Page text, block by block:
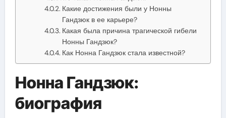
Какие достижения были у Нонны
Гандзюк в ее карьере?
Какая была причина трагической гибели
Нонны Гандзюк?
Как Нонна Гандзюк стала известной?
Нонна Гандзюк:
биография